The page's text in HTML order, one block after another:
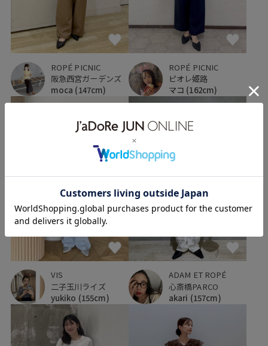
ROPÉ PICNIC
阪急西宮ガーデンズ
moca (147cm)
ROPÉ PICNIC
ピオレ姫路
マコ (162cm)
VIS
二子玉川ライズ
yukiko (155cm)
ADAM ET ROPÉ
心斎橋PARCO
akari (157cm)